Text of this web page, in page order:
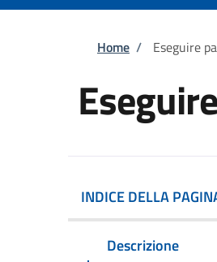
Briciole
Home / Eseguire
INDICE DELLA
Descrizione